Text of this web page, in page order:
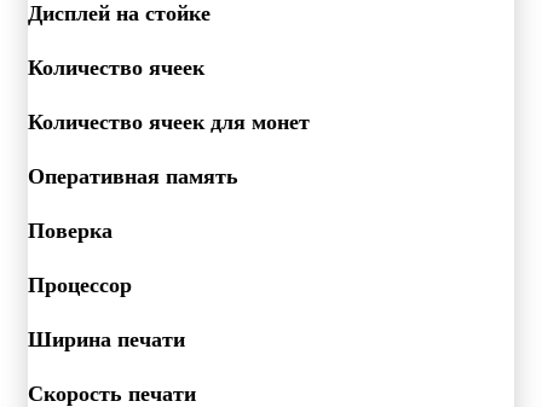
Дисплей на стойке
Количество ячеек
Количество ячеек для монет
Оперативная память
Поверка
Процессор
Ширина печати
Скорость печати